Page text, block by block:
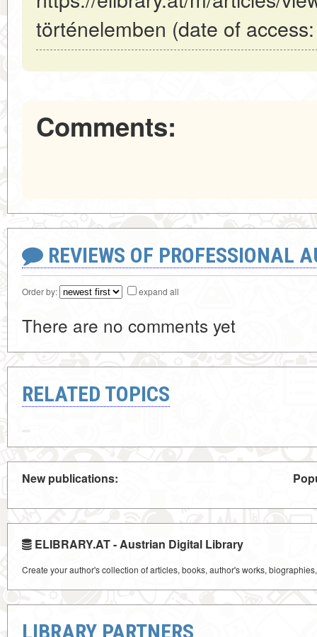
történelemben (date of
Comments:
REVIEWS OF PROFESSIONAL
Order by: expand all
There are no comments yet
RELATED TOPICS
New publications:
ELIBRARY.AT - Austrian Digital Library
Create your author's collection of articles, books, author's works,
LIBRARY PARTNERS